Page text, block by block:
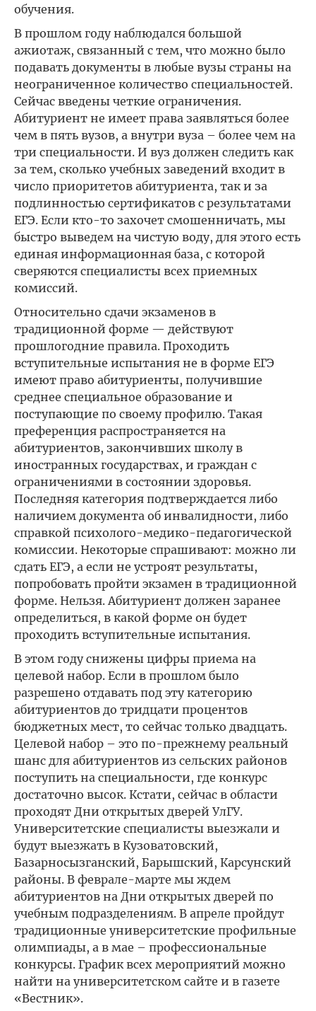
обучения.
В прошлом году наблюдался большой
ажиотаж, связанный с тем, что можно было
подавать документы в любые вузы страны на
неограниченное количество специальностей.
Сейчас введены четкие ограничения.
Абитуриент не имеет права заявляться более
чем в пять вузов, а внутри вуза – более чем на
три специальности. И вуз должен следить как
за тем, сколько учебных заведений входит в
число приоритетов абитуриента, так и за
подлинностью сертификатов с результатами
ЕГЭ. Если кто-то захочет смошенничать, мы
быстро выведем на чистую воду, для этого есть
единая информационная база, с которой
сверяются специалисты всех приемных
комиссий.
Относительно сдачи экзаменов в
традиционной форме — действуют
прошлогодние правила. Проходить
вступительные испытания не в форме ЕГЭ
имеют право абитуриенты, получившие
среднее специальное образование и
поступающие по своему профилю. Такая
преференция распространяется на
абитуриентов, закончивших школу в
иностранных государствах, и граждан с
ограничениями в состоянии здоровья.
Последняя категория подтверждается либо
наличием документа об инвалидности, либо
справкой психолого-медико-педагогической
комиссии. Некоторые спрашивают: можно ли
сдать ЕГЭ, а если не устроят результаты,
попробовать пройти экзамен в традиционной
форме. Нельзя. Абитуриент должен заранее
определиться, в какой форме он будет
проходить вступительные испытания.
В этом году снижены цифры приема на
целевой набор. Если в прошлом было
разрешено отдавать под эту категорию
абитуриентов до тридцати процентов
бюджетных мест, то сейчас только двадцать.
Целевой набор – это по-прежнему реальный
шанс для абитуриентов из сельских районов
поступить на специальности, где конкурс
достаточно высок. Кстати, сейчас в области
проходят Дни открытых дверей УлГУ.
Университетские специалисты выезжали и
будут выезжать в Кузоватовский,
Базарносызганский, Барышский, Карсунский
районы. В феврале-марте мы ждем
абитуриентов на Дни открытых дверей по
учебным подразделениям. В апреле пройдут
традиционные университетские профильные
олимпиады, а в мае – профессиональные
конкурсы. График всех мероприятий можно
найти на университетском сайте и в газете
«Вестник».